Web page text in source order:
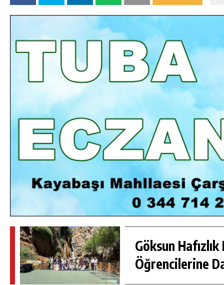
Göksun Hafızlık
Öğrencilerine
GÜNLÜK HABER AKIŞI
GÖKSUN HAFIZLIK KIZ KUR’AN KURSU
ÖĞRENCILERINE DARENDE GEZISI.